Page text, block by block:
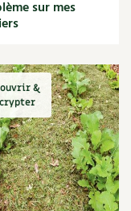
sur mes
&